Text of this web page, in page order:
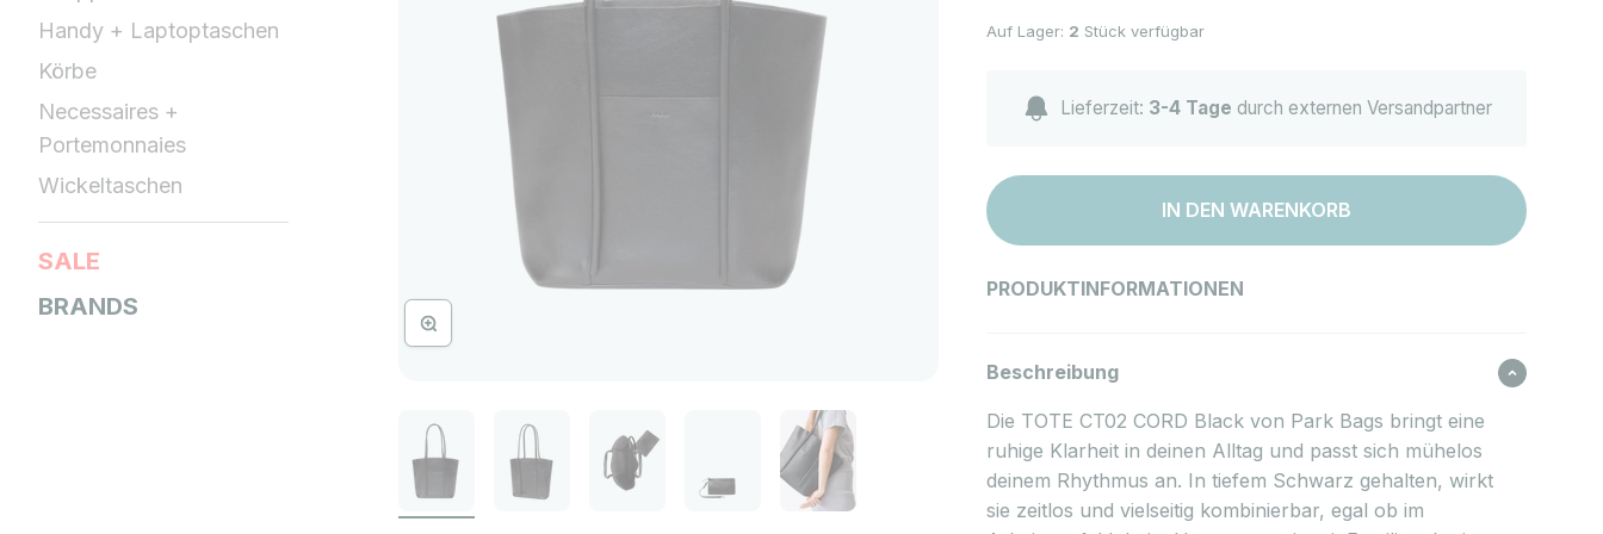
Handy + Laptoptaschen
Körbe
Necessaires +
Portemonnaies
Wickeltaschen
SALE
BRANDS
Bild vergrössern
Auf Lager: 2 Stück verfügbar
Lieferzeit: 3-4 Tage durch externen Versandpartner
IN DEN WARENKORB
PRODUKTINFORMATIONEN
Beschreibung
Die TOTE CT02 CORD Black von Park Bags bringt eine
ruhige Klarheit in deinen Alltag und passt sich mühelos
deinem Rhythmus an. In tiefem Schwarz gehalten, wirkt
sie zeitlos und vielseitig kombinierbar, egal ob im